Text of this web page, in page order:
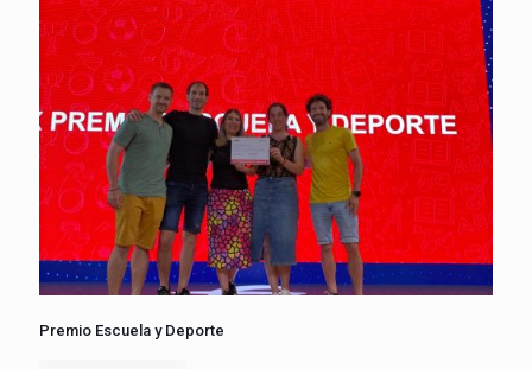
Premio Escuela y Deporte